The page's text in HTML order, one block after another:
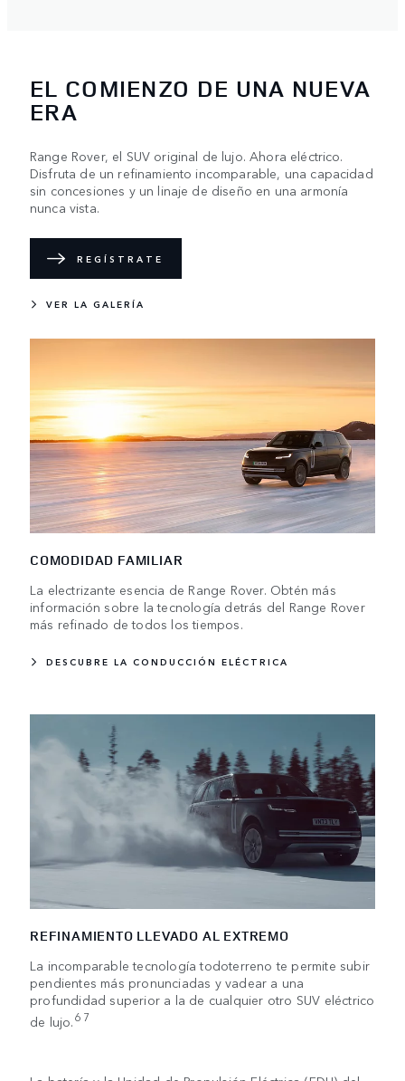
EL COMIENZO DE UNA NUEVA
ERA
Range Rover, el SUV original de lujo. Ahora eléctrico.
Disfruta de un refinamiento incomparable, una capacidad
sin concesiones y un linaje de diseño en una armonía
nunca vista.
REGÍSTRATE
VER LA GALERÍA
COMODIDAD FAMILIAR
La electrizante esencia de Range Rover. Obtén más
información sobre la tecnología detrás del Range Rover
más refinado de todos los tiempos.
DESCUBRE LA CONDUCCIÓN ELÉCTRICA
REFINAMIENTO LLEVADO AL EXTREMO
La incomparable tecnología todoterreno te permite subir
pendientes más pronunciadas y vadear a una
profundidad superior a la de cualquier otro SUV eléctrico
de lujo.6 7